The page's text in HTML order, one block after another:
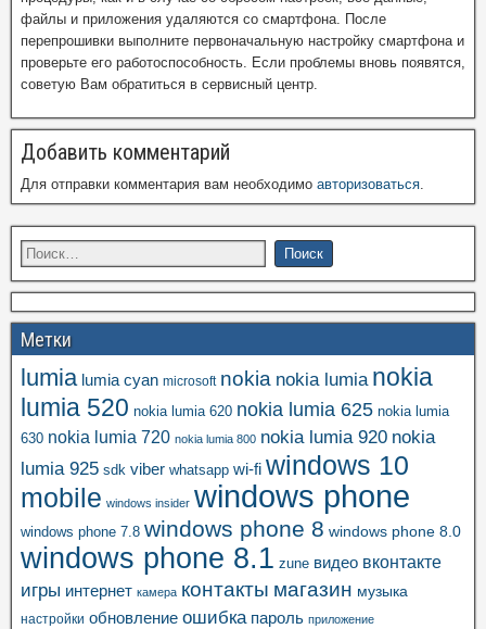
файлы и приложения удаляются со смартфона. После
перепрошивки выполните первоначальную настройку смартфона и
проверьте его работоспособность. Если проблемы вновь появятся,
советую Вам обратиться в сервисный центр.
Добавить комментарий
Для отправки комментария вам необходимо авторизоваться.
Метки
lumia lumia cyan microsoft nokia nokia lumia nokia
lumia 520 nokia lumia 620 nokia lumia 625 nokia lumia
630 nokia lumia 720 nokia lumia 800 nokia lumia 920 nokia
lumia 925 sdk viber whatsapp wi-fi windows 10
mobile windows insider windows phone
windows phone 7.8 windows phone 8 windows phone 8.0
windows phone 8.1 zune видео вконтакте
игры интернет камера контакты магазин музыка
настройки обновление ошибка пароль приложение